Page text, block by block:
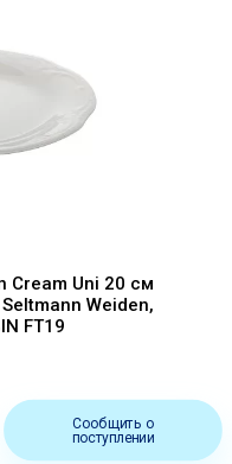
Cream Uni 20 см
Weiden,
FT19
Сообщить о
поступлении